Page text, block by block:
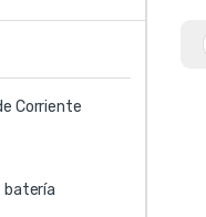
Corriente
batería